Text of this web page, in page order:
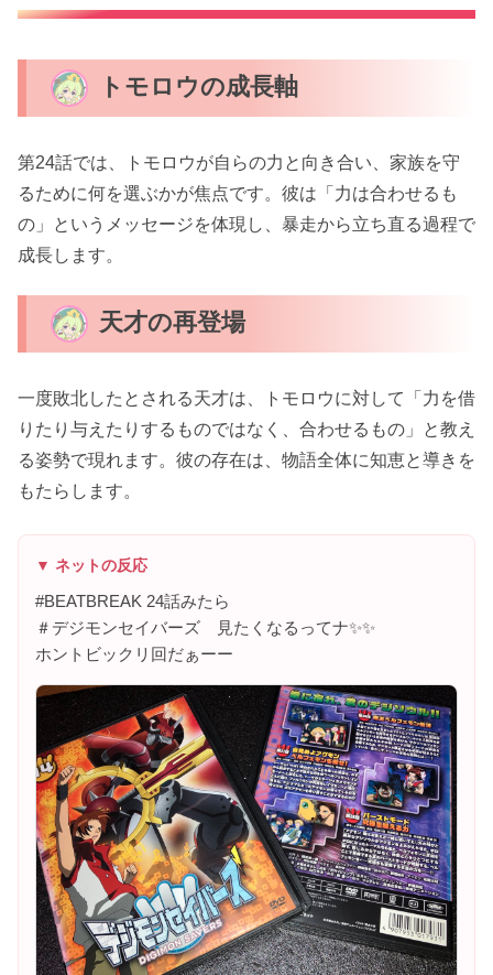
トモロウの成長軸
第24話では、トモロウが自らの力と向き合い、家族を守
るために何を選ぶかが焦点です。彼は「力は合わせるも
の」というメッセージを体現し、暴走から立ち直る過程で
成長します。
天才の再登場
一度敗北したとされる天才は、トモロウに対して「力を借
りたり与えたりするものではなく、合わせるもの」と教え
る姿勢で現れます。彼の存在は、物語全体に知恵と導きを
もたらします。
▼ ネットの反応
#BEATBREAK 24話みたら
＃デジモンセイバーズ 見たくなるってナ✨✨
ホントビックリ回だぁーー